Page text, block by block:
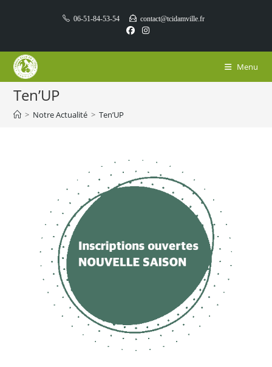
06-51-84-53-54 contact@tcidamville.fr
Menu
Ten’UP
> Notre Actualité > Ten’UP